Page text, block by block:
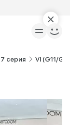
7 серия VI (G11/